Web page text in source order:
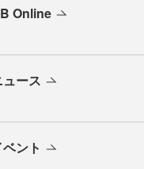
Online
ュース
ベント